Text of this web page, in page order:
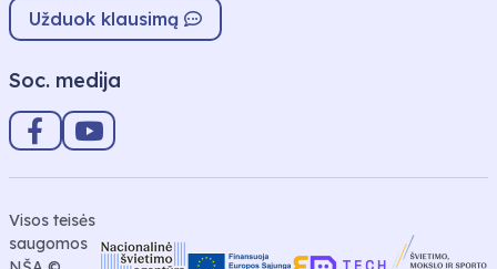
Užduok klausimą
Soc. medija
Visos teisės
saugomos